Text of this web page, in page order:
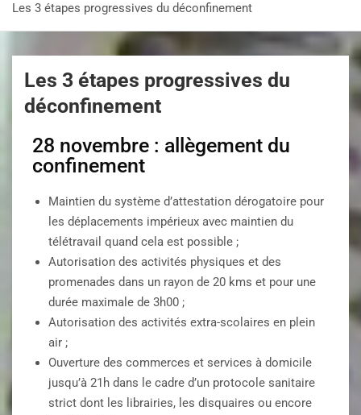
Les 3 étapes progressives du déconfinement
Les 3 étapes progressives du
déconfinement
28 novembre : allègement du
confinement
Maintien du système d’attestation dérogatoire pour
les déplacements impérieux avec maintien du
télétravail quand cela est possible ;
Autorisation des activités physiques et des
promenades dans un rayon de 20 kms et pour une
durée maximale de 3h00 ;
Autorisation des activités extra-scolaires en plein
air ;
Ouverture des commerces et services à domicile
jusqu’à 21h dans le cadre d’un protocole sanitaire
strict dont les librairies, les disquaires ou encore